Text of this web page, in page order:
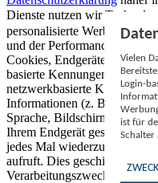
Dienste nutzen wir
personalisierte Werbung und
und der Performance von
Cookies, Endgeräte- oder
basierte Kennungen, zufällig
netzwerkbasierte
Informationen (z. B.
Sprache, Bildschirmgröße,
Ihrem Endgerät gespeichert
jedes Mal wiederzuerkennen,
aufruft. Dies geschieht für
Verarbeitungszwecke.
Vielen
Login-
ist für
Schalter